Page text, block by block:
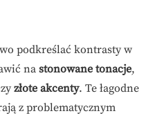
podkreślać kontrasty w
na stonowane tonacje,
złote akcenty. Te łagodne
z problematycznym